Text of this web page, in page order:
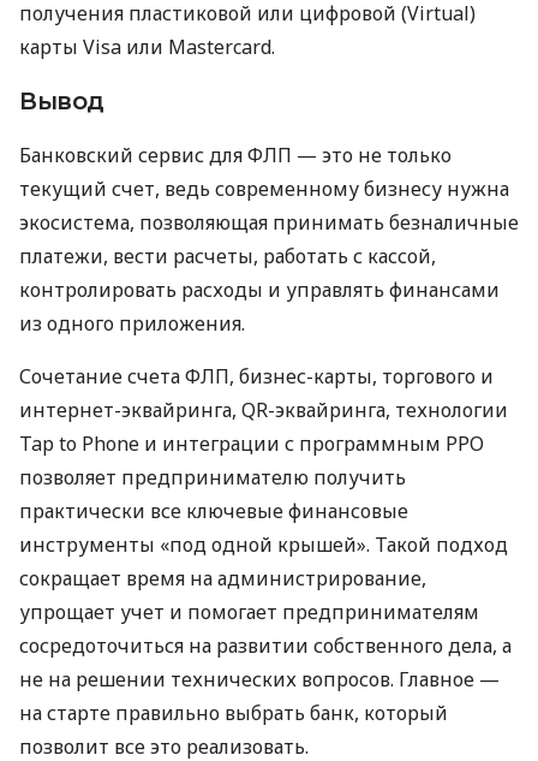
получения пластиковой или цифровой (Virtual)
карты Visa или Mastercard.
Вывод
Банковский сервис для ФЛП — это не только
текущий счет, ведь современному бизнесу нужна
экосистема, позволяющая принимать безналичные
платежи, вести расчеты, работать с кассой,
контролировать расходы и управлять финансами
из одного приложения.
Сочетание счета ФЛП, бизнес-карты, торгового и
интернет-эквайринга, QR-эквайринга, технологии
Tap to Phone и интеграции с программным РРО
позволяет предпринимателю получить
практически все ключевые финансовые
инструменты «под одной крышей». Такой подход
сокращает время на администрирование,
упрощает учет и помогает предпринимателям
сосредоточиться на развитии собственного дела, а
не на решении технических вопросов. Главное —
на старте правильно выбрать банк, который
позволит все это реализовать.